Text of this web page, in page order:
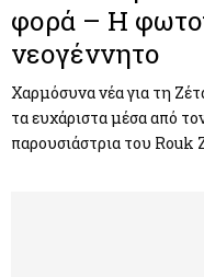
φορά – Η
νεογέννητο
Χαρμόσυνα νέα για τη
τα ευχάριστα μέσα από
παρουσιάστρια του Rouk